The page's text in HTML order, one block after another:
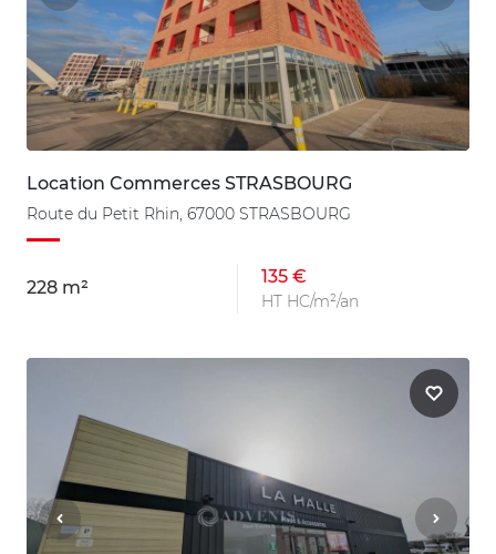
Location Commerces STRASBOURG
Route du Petit Rhin, 67000 STRASBOURG
228 m²
135 €
HT HC/m²/an